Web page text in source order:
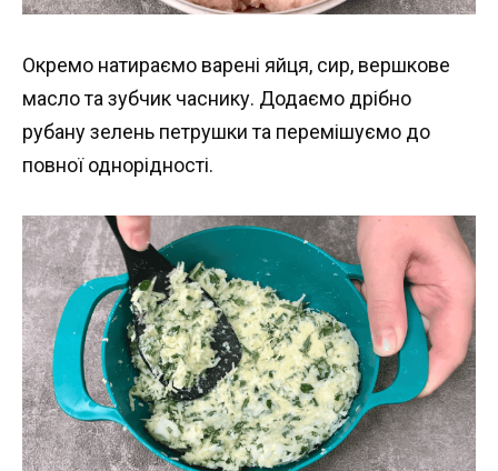
Окремо натираємо варені яйця, сир, вершкове
масло та зубчик часнику. Додаємо дрібно
рубану зелень петрушки та перемішуємо до
повної однорідності.